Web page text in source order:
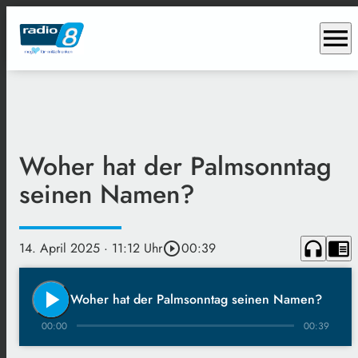
menu
Woher hat der Palmsonntag
seinen Namen?
14. April 2025 · 11:12 Uhrplay_circle_outline00:39 headphones chrome_reader_mode
play_arrow Woher hat der Palmsonntag seinen Namen?
00:00 00:39